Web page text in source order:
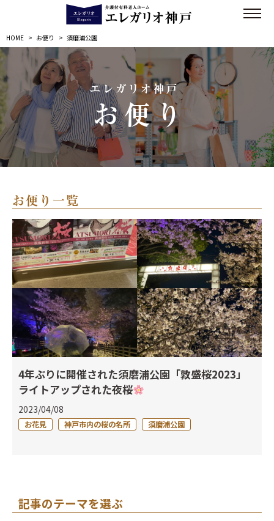
HOME > お便り > 須磨浦公園
エレガリオ神戸
お便り
お便り一覧
4年ぶりに開催された須磨浦公園「敦盛桜2023」
ライトアップされた夜桜
2023/04/08
お花見 神戸市内の桜の名所 須磨浦公園
記事のテーマを選ぶ